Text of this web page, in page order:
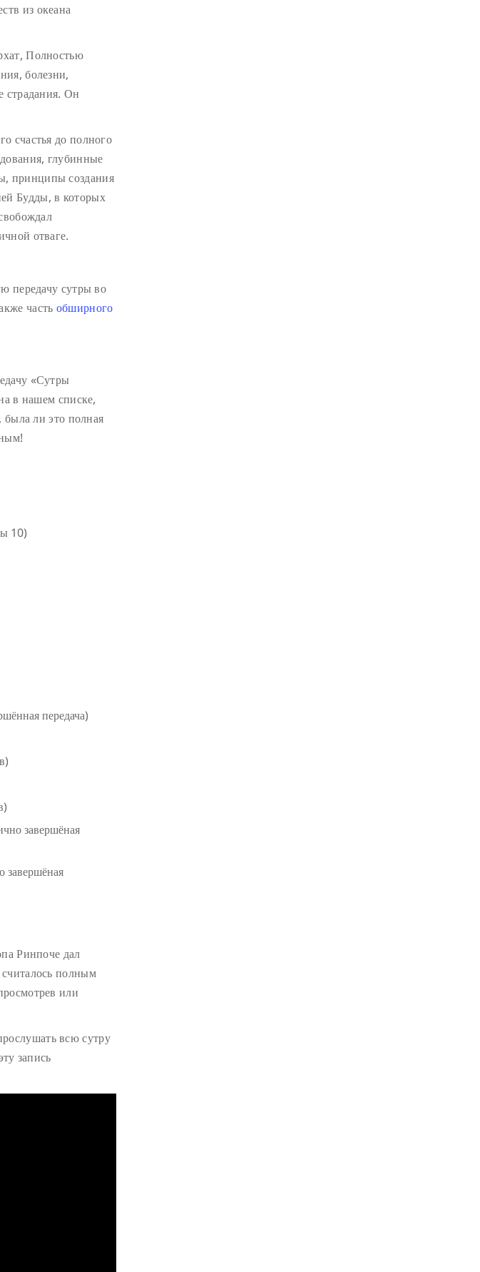
из океана
Полностью
болезни,
страдания. Он
счастья до полного
глубинные
принципы создания
Будды, в которых
отваге.
передачу сутры во
часть обширного
«Сутры
в нашем списке,
была ли это полная
10)
передача)
завершёная
Ринпоче дал
полным
или
всю сутру
запись